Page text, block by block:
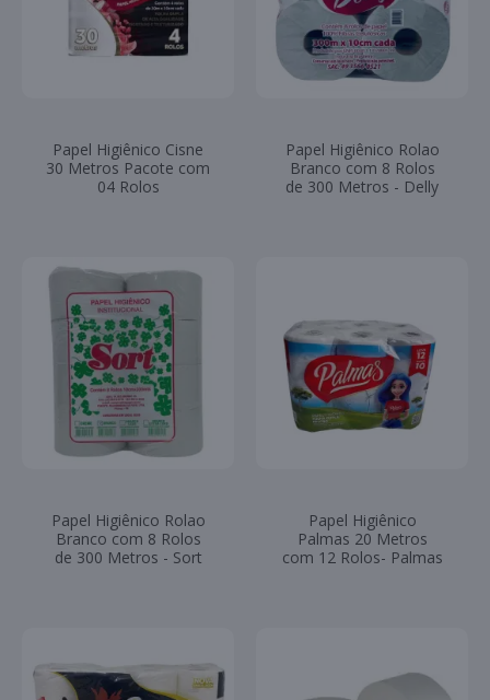
Papel Higiênico Cisne
30 Metros Pacote com
04 Rolos
Papel Higiênico Rolao
Branco com 8 Rolos
de 300 Metros - Delly
Papel Higiênico Rolao
Branco com 8 Rolos
de 300 Metros - Sort
Papel Higiênico
Palmas 20 Metros
com 12 Rolos- Palmas